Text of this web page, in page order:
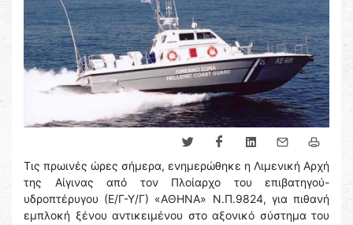
Τις πρωινές ώρες σήμερα, ενημερώθηκε η Λιμενική Αρχή
της Αίγινας από τον Πλοίαρχο του επιβατηγού-
υδροπτέρυγου (Ε/Γ-Υ/Γ) «ΑΘΗΝΑ» Ν.Π.9824, για πιθανή
εμπλοκή ξένου αντικειμένου στο αξονικό σύστημα του